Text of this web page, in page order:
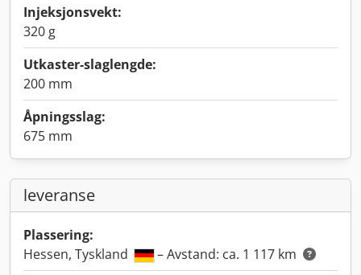
Injeksjonsvekt:
320 g
Utkaster-slaglengde:
200 mm
Åpningsslag:
675 mm
leveranse
Plassering:
Hessen, Tyskland
– Avstand: ca. 1 117 km